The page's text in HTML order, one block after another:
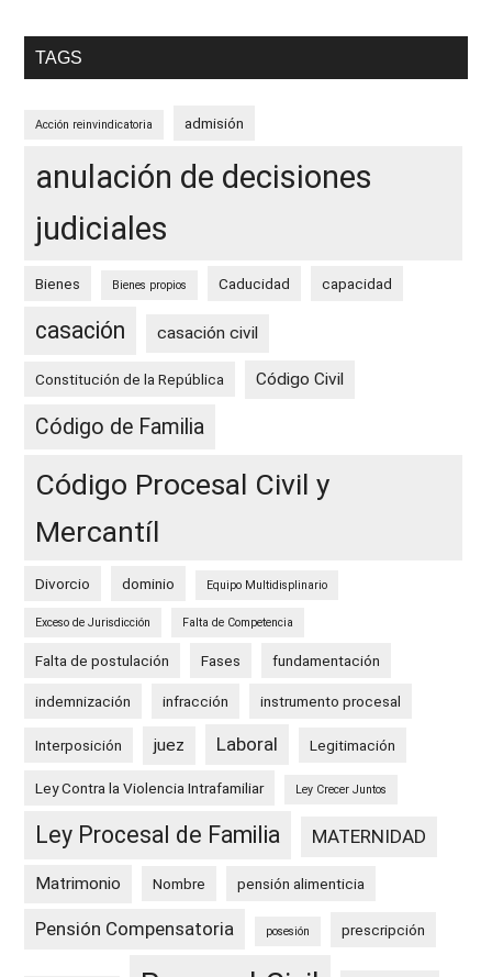
TAGS
Acción reinvindicatoria admisión
anulación de decisiones
judiciales
Bienes Bienes propios Caducidad capacidad
casación casación civil
Constitución de la República Código Civil
Código de Familia
Código Procesal Civil y
Mercantíl
Divorcio dominio Equipo Multidisplinario
Exceso de Jurisdicción Falta de Competencia
Falta de postulación Fases fundamentación
indemnización infracción instrumento procesal
Interposición juez Laboral Legitimación
Ley Contra la Violencia Intrafamiliar Ley Crecer Juntos
Ley Procesal de Familia MATERNIDAD
Matrimonio Nombre pensión alimenticia
Pensión Compensatoria posesión prescripción